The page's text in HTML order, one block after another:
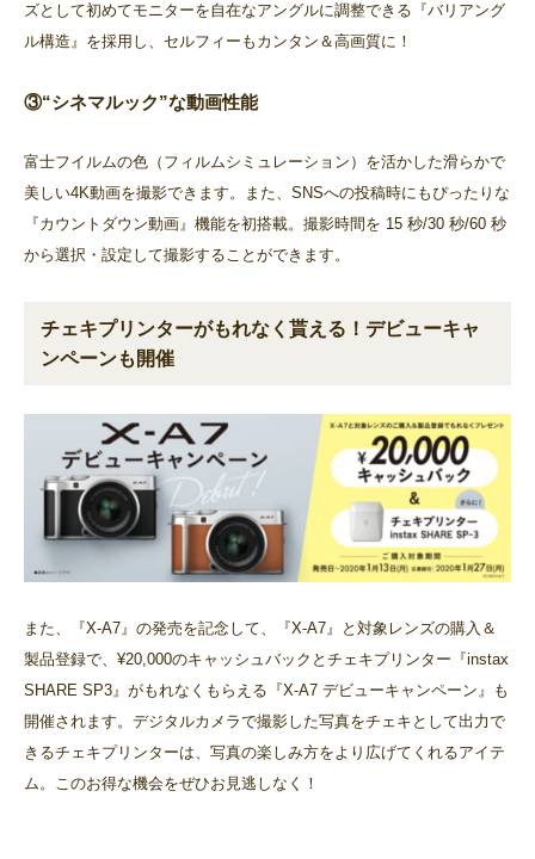
ズとして初めてモニターを自在なアングルに調整できる『バリアング
ル構造』を採用し、セルフィーもカンタン＆高画質に！
③“シネマルック”な動画性能
富士フイルムの色（フィルムシミュレーション）を活かした滑らかで
美しい4K動画を撮影できます。また、SNSへの投稿時にもぴったりな
『カウントダウン動画』機能を初搭載。撮影時間を 15 秒/30 秒/60 秒
から選択・設定して撮影することができます。
チェキプリンターがもれなく貰える！デビューキャ
ンペーンも開催
また、『X-A7』の発売を記念して、『X-A7』と対象レンズの購入＆
製品登録で、¥20,000のキャッシュバックとチェキプリンター『instax
SHARE SP3』がもれなくもらえる『X-A7 デビューキャンペーン』も
開催されます。デジタルカメラで撮影した写真をチェキとして出力で
きるチェキプリンターは、写真の楽しみ方をより広げてくれるアイテ
ム。このお得な機会をぜひお見逃しなく！